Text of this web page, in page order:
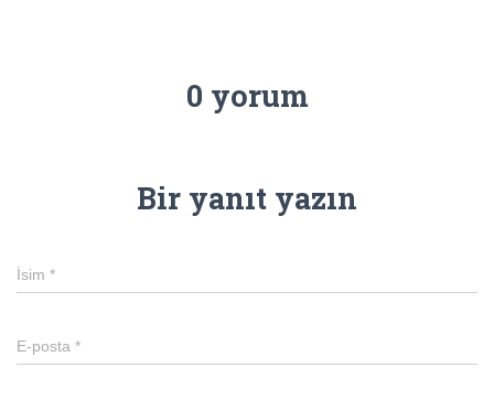
0 yorum
Bir yanıt yazın
İsim *
E-posta *